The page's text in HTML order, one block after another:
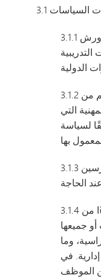
السياسات
3.1.1 يشمل مصطلح "المؤتمرات المهنية" ورش
3.1.2 يجوز منح الموظفين إجازة بدون خصم من
التي
لسياسة
3.1.3 تقوم المنطقة التعليمية بتوفير مدرسين
3.1.4 يجوز للمنطقة التعليمية أن تتحمل جزءًا من
جميعها
وما
في
الموظف